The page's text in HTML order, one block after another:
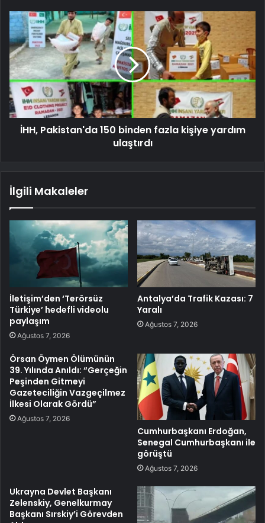
İHH, Pakistan'da 150 binden fazla kişiye yardım
ulaştırdı
İlgili Makaleler
İletişim’den ‘Terörsüz
Türkiye’ hedefli videolu
paylaşım
Ağustos 7, 2026
Antalya’da Trafik Kazası: 7
Yaralı
Ağustos 7, 2026
Örsan Öymen Ölümünün
39. Yılında Anıldı: “Gerçeğin
Peşinden Gitmeyi
Gazeteciliğin Vazgeçilmez
İlkesi Olarak Gördü”
Ağustos 7, 2026
Cumhurbaşkanı Erdoğan,
Senegal Cumhurbaşkanı ile
görüştü
Ağustos 7, 2026
Ukrayna Devlet Başkanı
Zelenskiy, Genelkurmay
Başkanı Sırskiy’i Görevden